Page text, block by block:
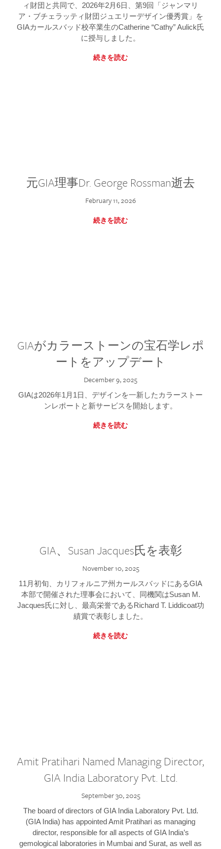
ィ財団と共同で、2026年2月6日、第9回「ジャンマリ
ア・ブチェラッティ財団ジュエリーデザイン優秀賞」を
GIAカールスバッド校卒業生のCatherine “Cathy” Aulick氏
に授与しました。
続きを読む
元GIA理事Dr. George Rossman逝去
February 11, 2026
続きを読む
GIAがカラーストーンの宝石学レポ
ートをアップデート
December 9, 2025
GIAは2026年1月1日、デザインを一新したカラーストー
ンレポートと新サービスを開始します。
続きを読む
GIA、Susan Jacques氏を表彰
November 10, 2025
11月初旬、カリフォルニア州カールスバッドにあるGIA
本部で開催された理事会において、同機関はSusan M.
Jacques氏に対し、最高栄誉であるRichard T. Liddicoat功
績賞で表彰しました。
続きを読む
Amit Pratihari Named Managing Director,
GIA India Laboratory Pvt. Ltd.
September 30, 2025
The board of directors of GIA India Laboratory Pvt. Ltd.
(GIA India) has appointed Amit Pratihari as managing
director, responsible for all aspects of GIA India’s
gemological laboratories in Mumbai and Surat, as well as